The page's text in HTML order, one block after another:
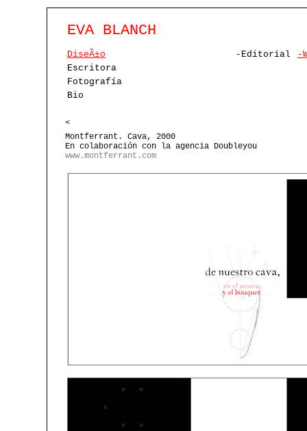
EVA BLANCH
DiseÃ±o -Editorial
-
Escritora
Fotografía
Bio
<
Montferrant. Cava, 2000
En colaboración con la agencia Doubleyou
www.montferrant.com